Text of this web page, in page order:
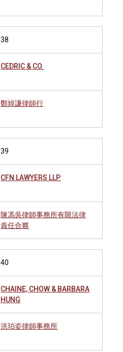
38
CEDRIC & CO.
鄭焯謙律師行
39
CFN LAWYERS LLP
陳馮吳律師事務所有限法律
責任合夥
40
CHAINE, CHOW & BARBARA
HUNG
洪珀姿律師事務所